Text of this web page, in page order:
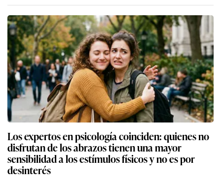
Los expertos en psicología coinciden: quienes no
disfrutan de los abrazos tienen una mayor
sensibilidad a los estímulos físicos y no es por
desinterés